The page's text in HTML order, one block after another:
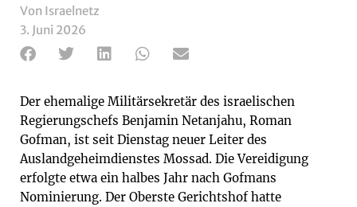
Von Israelnetz
3. Juni 2026
Der ehemalige Militärsekretär des israelischen
Regierungschefs Benjamin Netanjahu, Roman
Gofman, ist seit Dienstag neuer Leiter des
Auslandgeheimdienstes Mossad. Die Vereidigung
erfolgte etwa ein halbes Jahr nach Gofmans
Nominierung. Der Oberste Gerichtshof hatte